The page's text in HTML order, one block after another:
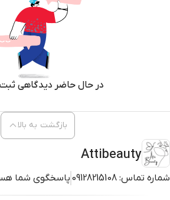
در حال حاضر دیدگاهی
Attibeauty
شماره تماس: 09128215108 پاسخگوی شما
بازگشت به بالا